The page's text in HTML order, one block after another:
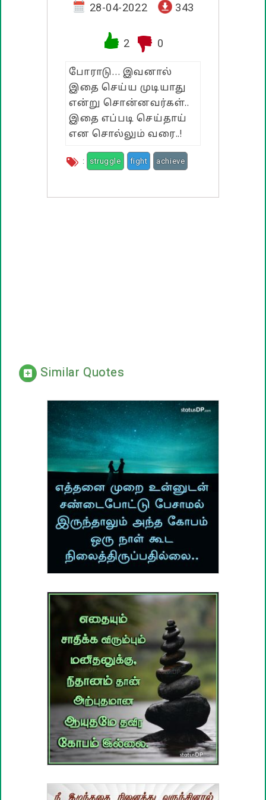
வாழ்த்து பொன்மொழிகள்
பண்டிகை வாழ்த்துக்கள்
28-04-2022 343
2 0
போராடு… இவனால்
இதை செய்ய முடியாது
என்று சொன்னவர்கள்..
இதை எப்படி செய்தாய்
என சொல்லும் வரை..!
: struggle fight achieve
Similar Quotes